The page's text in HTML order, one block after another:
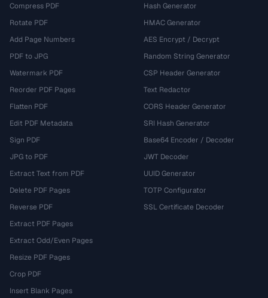
Compress PDF
Rotate PDF
Add Page Numbers
PDF to JPG
Watermark PDF
Reorder PDF Pages
Flatten PDF
Edit PDF Metadata
Sign PDF
JPG to PDF
Extract Text from PDF
Delete PDF Pages
Reverse PDF
Extract PDF Pages
Extract Odd/Even Pages
Resize PDF Pages
Crop PDF
Insert Blank Pages
Hash Generator
HMAC Generator
AES Encrypt / Decrypt
Random String Generator
CSP Header Generator
Text Redactor
CORS Header Generator
SRI Hash Generator
Base64 Encoder / Decoder
JWT Decoder
UUID Generator
TOTP Configurator
SSL Certificate Decoder